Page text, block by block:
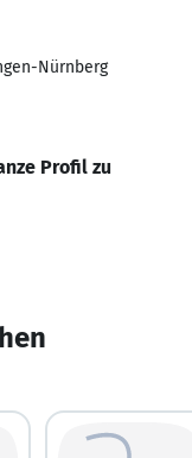
Nürnberg
Profil zu